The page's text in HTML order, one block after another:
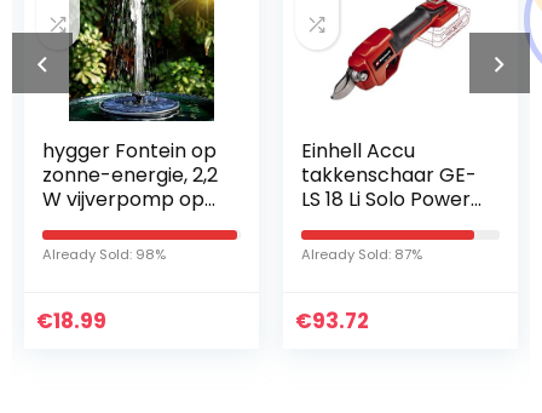
Einhell Accu
takkenschaar GE-
LS 18 Li Solo Power
X-Change (18 V, li-
ion, takkendikte
tot 28 mm,
veiligheidsschakel
Already Sold: 87%
€93.72
Biolan
milieuvriendelijke
turfvrije
mospellets voor
zaadkieming – 48
Already Sold: 47%
€12.65